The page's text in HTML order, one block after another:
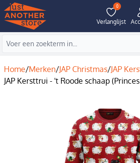
0
Verlanglijst
Home/Merken/JAP Christmas/JAP
JAP Kersttrui - 't Roode schaap